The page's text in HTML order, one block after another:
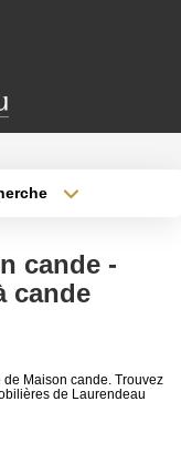
Locataire
cande -
cande
Maison cande. Trouvez
de Laurendeau